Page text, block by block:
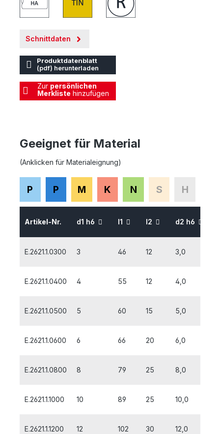
Schnittdaten
Produktdatenblatt
(pdf) herunterladen
Zur persönlichen
Merkliste hinzufügen
Geeignet für Material
(Anklicken für Materialeignung)
P P M K N S H
Artikel-Nr. d1 h6 l1 l2 d2 h6
E.2621.1.0300 3 46 12 3,0
E.2621.1.0400 4 55 12 4,0
E.2621.1.0500 5 60 15 5,0
E.2621.1.0600 6 66 20 6,0
E.2621.1.0800 8 79 25 8,0
E.2621.1.1000 10 89 25 10,0
E.2621.1.1200 12 102 30 12,0